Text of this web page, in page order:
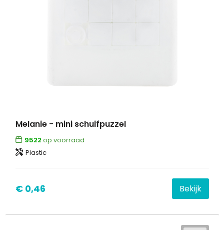
Melanie - mini schuifpuzzel
9522 op voorraad
Plastic
€ 0,46 Bekijk